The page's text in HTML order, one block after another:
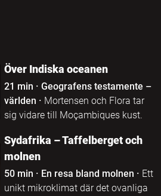
Över Indiska oceanen
21 min · Geografens testamente –
världen · Mortensen och Flora tar
sig vidare till Moçambiques kust.
Sydafrika – Taffelberget och
molnen
50 min · En resa bland molnen · Ett
unikt mikroklimat där det ovanliga